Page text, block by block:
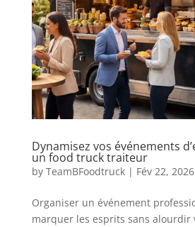
Dynamisez vos événements
un food truck traiteur
by TeamBFoodtruck| Fév 22, 2026
Organiser un événement
marquer les esprits sans alourdir